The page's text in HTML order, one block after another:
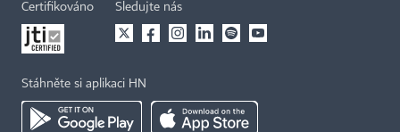
Certifikováno Sledujte nás
Stáhněte si aplikaci HN